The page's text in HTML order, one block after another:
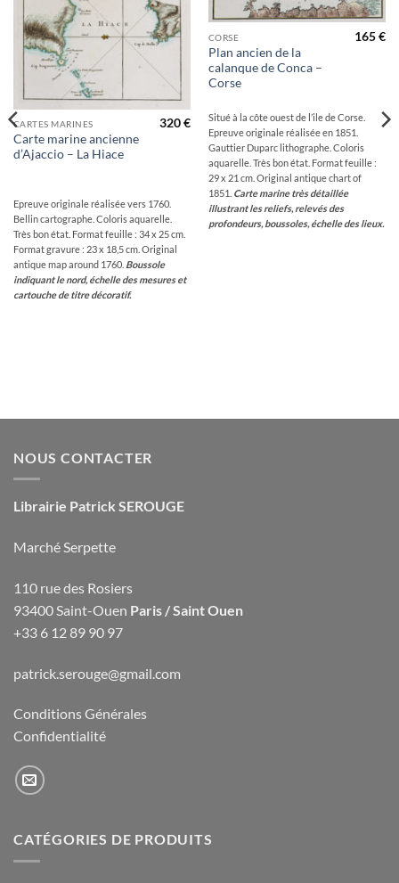
CARTES MARINES
Carte marine ancienne
d’Ajaccio – La Hiace
320€
Epreuve originale réalisée vers 1760.
Bellin cartographe. Coloris aquarelle.
Très bon état. Format feuille : 34 x 25 cm.
Format gravure : 23 x 18,5 cm. Original
antique map around 1760. Boussole
indiquant le nord, échelle des mesures et
cartouche de titre décoratif.
CORSE
Plan ancien de la
calanque de Conca –
Corse
165€
Situé à la côte ouest de l’ile de Corse.
Epreuve originale réalisée en 1851.
Gauttier Duparc lithographe. Coloris
aquarelle. Très bon état. Format feuille :
29 x 21 cm. Original antique chart of
1851. Carte marine très détaillée
illustrant les reliefs, relevés des
profondeurs, boussoles, échelle des lieux.
NOUS CONTACTER
Librairie Patrick SEROUGE
Marché Serpette
110 rue des Rosiers
93400 Saint-Ouen Paris / Saint Ouen
+33 6 12 89 90 97
patrick.serouge@gmail.com
Conditions Générales
Confidentialité
CATÉGORIES DE PRODUITS